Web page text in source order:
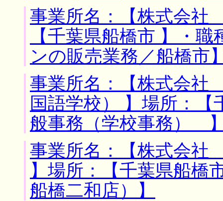
事業所名：【株式会
【千葉県船橋市 】・
ンの販売業務／船橋市
事業所名：【株式会社
国語学校） 】場所：
般事務（学校事務）
事業所名：【株式会
】場所：【千葉県船橋
船橋二和店）】